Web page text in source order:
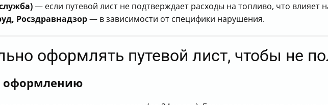
— если путевой лист не подтверждает расходы на топливо, что влияет
Росздравнадзор— в зависимости от специфики нарушения.
оформлять путевой лист, чтобы не
оформлению